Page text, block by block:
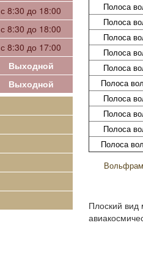
с 8:30 до 18:00
с 8:30 до 18:00
с 8:30 до 17:00
Выходной
Выходной
Полоса
Полоса
Полоса
Полоса
Полоса
Полоса
Полоса
Полоса
Полоса
Полоса
Плоский вид